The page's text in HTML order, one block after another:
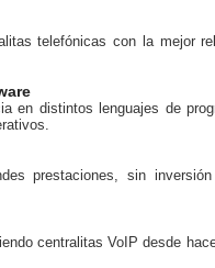
telefónicas con la mejor
en distintos lenguajes de
prestaciones, sin
centralitas VoIP desde